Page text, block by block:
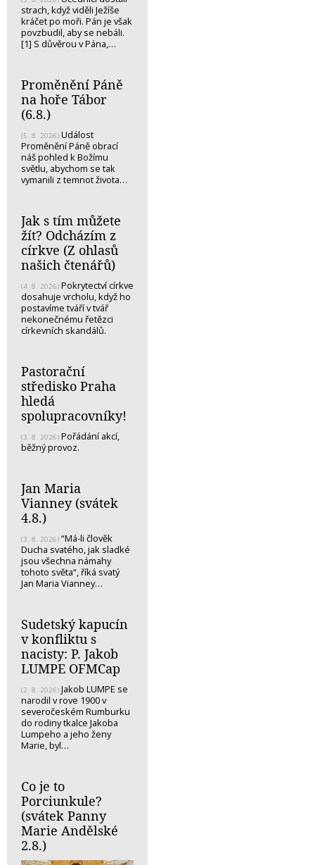
strach, když viděli Ježíše
kráčet po moři. Pán je však
povzbudil, aby se nebáli.
[1] S důvěrou v Pána,…
Proměnění Páně
na hoře Tábor
(6.8.)
(5. 8. 2026) Událost
Proměnění Páně obrací
náš pohled k Božímu
světlu, abychom se tak
vymanili z temnot života…
Jak s tím můžete
žít? Odcházím z
církve (Z ohlasů
našich čtenářů)
(4. 8. 2026) Pokrytectví církve
dosahuje vrcholu, když ho
postavíme tváří v tvář
nekonečnému řetězci
církevních skandálů.
Pastorační
středisko Praha
hledá
spolupracovníky!
(3. 8. 2026) Pořádání akcí,
běžný provoz.
Jan Maria
Vianney (svátek
4.8.)
(3. 8. 2026) “Má-li člověk
Ducha svatého, jak sladké
jsou všechna námahy
tohoto světa“, říká svatý
Jan Maria Vianney…
Sudetský kapucín
v konfliktu s
nacisty: P. Jakob
LUMPE OFMCap
(2. 8. 2026) Jakob LUMPE se
narodil v rove 1900 v
severočeském Rumburku
do rodiny tkalce Jakoba
Lumpeho a jeho ženy
Marie, byl…
Co je to
Porciunkule?
(svátek Panny
Marie Andělské
2.8.)